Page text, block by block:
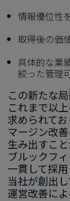
情報優位性
取得後の​価
具体的な​業
絞った​管理
この​新たな​
これまで​以
求められてお
マージン改
生み出すこと
ブルックフ
一貫して​採
当社が​創出
運営改善に​